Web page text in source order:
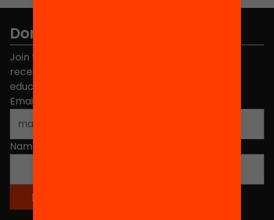
Don't miss anything.
Join the more than 40,000 people who already
receive news about initiatives and projects for
educational change in Catalonia.
Email address
Name